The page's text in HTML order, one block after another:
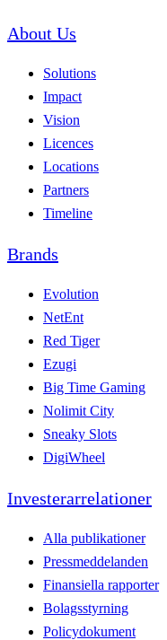
About Us
Solutions
Impact
Vision
Licences
Locations
Partners
Timeline
Brands
Evolution
NetEnt
Red Tiger
Ezugi
Big Time Gaming
Nolimit City
Sneaky Slots
DigiWheel
Investerarrelationer
Alla publikationer
Pressmeddelanden
Finansiella rapporter
Bolagsstyrning
Policydokument